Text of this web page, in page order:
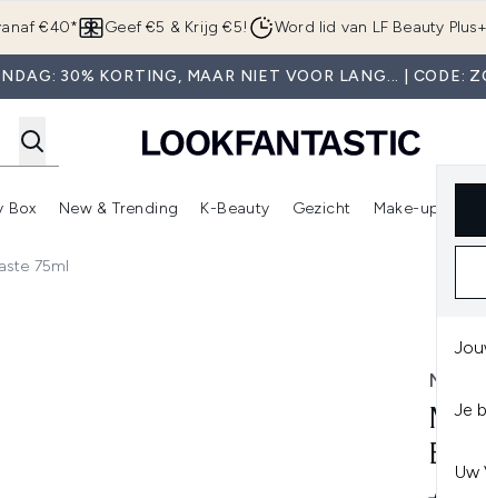
Overslaan naar de hoofdinhoud
€40* Geef €5 & Krijg €5! Word lid van LF Beauty Plus+
30% KORTING, MAAR NIET VOOR LANG... | CODE:
Je
Uw
(Sale) Enter submenu (Merken)
Box
Enter submenu (Beauty Box)
New & Trending
Enter submenu (New & Trending)
K-Beauty
Enter submenu (K-Beauty)
Gezicht Make-up
75ml